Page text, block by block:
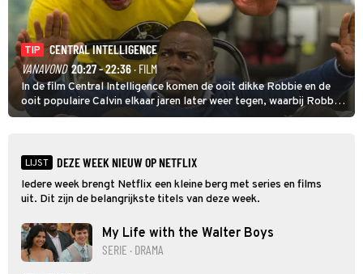
TIP
CENTRAL INTELLIGENCE
VANAVOND 20:27 - 22:36· FILM
In de film Central Intelligence komen de ooit dikke Robbie en de
ooit populaire Calvin elkaar jaren later weer tegen, waarbij Robbie,
inmiddels supergespierd en werkzaam voor de CIA, Calvins hulp
LIJST DEZE WEEK NIEUW OP NETFLIX
Iedere week brengt Netflix een kleine berg met series en films
uit. Dit zijn de belangrijkste titels van deze week.
My Life with the Walter Boys
SERIE · DRAMA